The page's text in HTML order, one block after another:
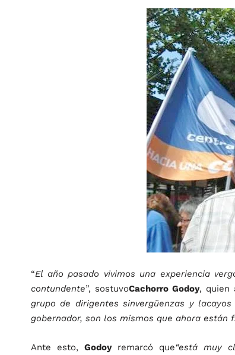
“El año pasado vivimos una experiencia
contundente”, sostuvoCachorro Godoy, quien
grupo de dirigentes sinvergüenzas y
gobernador, son los mismos que ahora
Ante esto,Godoyremarcó que“está muy